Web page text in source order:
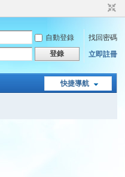
自動登錄
找回密碼
登錄 立即註冊
快捷導航